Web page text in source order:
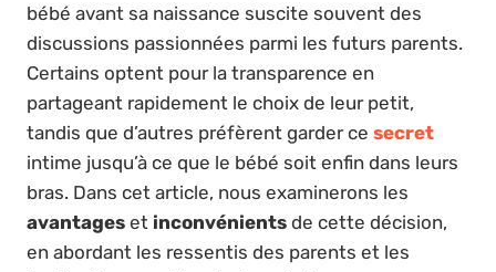
bébé avant sa naissance suscite souvent des
discussions passionnées parmi les futurs parents.
Certains optent pour la transparence en
partageant rapidement le choix de leur petit,
tandis que d’autres préfèrent garder ce secret
intime jusqu’à ce que le bébé soit enfin dans leurs
bras. Dans cet article, nous examinerons les
avantages et inconvénients de cette décision,
en abordant les ressentis des parents et les